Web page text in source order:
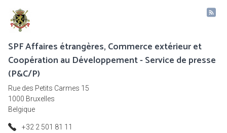
SPF Affaires étrangères, Commerce extérieur et
Coopération au Développement - Service de presse
(P&C/P)
Rue des Petits Carmes 15
1000 Bruxelles
Belgique
+32 2 501 81 11